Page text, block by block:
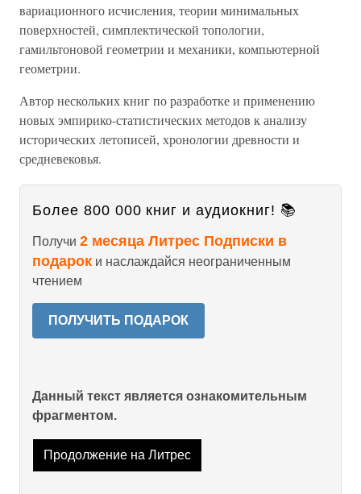
вариационного исчисления, теории минимальных
поверхностей, симплектической топологии,
гамильтоновой геометрии и механики, компьютерной
геометрии.
Автор нескольких книг по разработке и применению
новых эмпирико-статистических методов к анализу
исторических летописей, хронологии древности и
средневековья.
Более 800 000 книг и аудиокниг! 📚
Получи 2 месяца Литрес Подписки в
подарок и наслаждайся неограниченным
чтением
ПОЛУЧИТЬ ПОДАРОК
Данный текст является ознакомительным
фрагментом.
Продолжение на Литрес